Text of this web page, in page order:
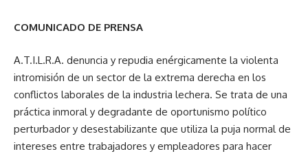
COMUNICADO DE PRENSA
A.T.I.L.R.A. denuncia y repudia enérgicamente la violenta
intromisión de un sector de la extrema derecha en los
conflictos laborales de la industria lechera. Se trata de una
práctica inmoral y degradante de oportunismo político
perturbador y desestabilizante que utiliza la puja normal de
intereses entre trabajadores y empleadores para hacer